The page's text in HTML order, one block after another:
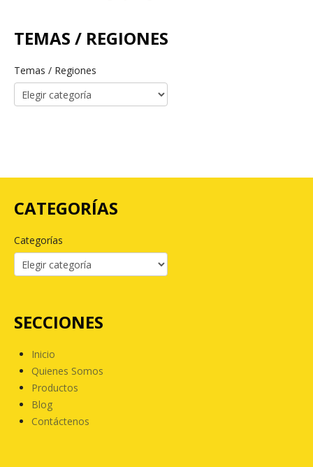
TEMAS / REGIONES
Temas / Regiones
CATEGORÍAS
Categorías
SECCIONES
Inicio
Quienes Somos
Productos
Blog
Contáctenos